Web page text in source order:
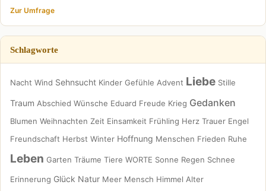
Zur Umfrage
Schlagworte
Nacht Wind Sehnsucht Kinder Gefühle Advent Liebe Stille
Traum Abschied Wünsche Eduard Freude Krieg Gedanken
Blumen Weihnachten Zeit Einsamkeit Frühling Herz Trauer Engel
Freundschaft Herbst Winter Hoffnung Menschen Frieden Ruhe
Leben Garten Träume Tiere WORTE Sonne Regen Schnee
Erinnerung Glück Natur Meer Mensch Himmel Alter